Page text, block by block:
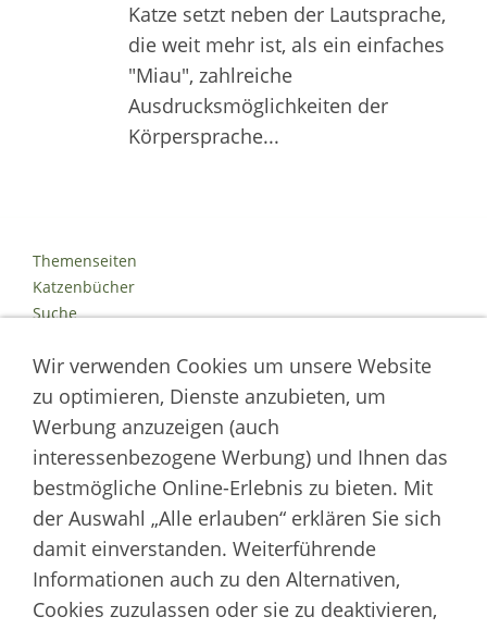
Katze setzt neben der Lautsprache,
die weit mehr ist, als ein einfaches
"Miau", zahlreiche
Ausdrucksmöglichkeiten der
Körpersprache...
Themenseiten
Katzenbücher
Suche
Impressum
Datenschutz
Cookies
Autor der Welt der Katzen
___________________
Fortpflanzung von Hauskatzen und Wildkatzenarten
Artikel werden regelmäßig aktualisiert und neue Forschungsergebnisse
Wir verwenden Cookies um unsere Website
zu optimieren, Dienste anzubieten, um
Werbung anzuzeigen (auch
interessenbezogene Werbung) und Ihnen das
bestmögliche Online-Erlebnis zu bieten. Mit
der Auswahl „Alle erlauben“ erklären Sie sich
damit einverstanden. Weiterführende
Informationen auch zu den Alternativen,
Cookies zuzulassen oder sie zu deaktivieren,